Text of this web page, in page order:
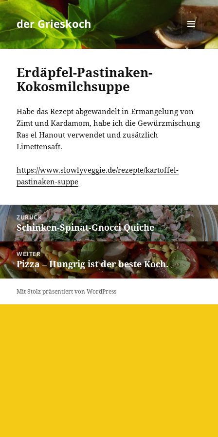
der Grieskoch
MENÜ
UND
Erdäpfel-Pastinaken-
Kokosmilchsuppe
Habe das Rezept abgewandelt in Ermangelung von
Zimt und Kardamom, habe ich die Gewürzmischung
Ras el Hanout verwendet und zusätzlich
Limettensaft.
https://www.slowlyveggie.de/rezepte/kartoffel-
pastinaken-suppe
Beitragsnavigation
ZURÜCK
Vorheriger
Beitrag:
Schinken-Spinat-Gnocci Quiche
WEITER
Nächster
Beitrag:
Pizza – Hungrig ist der beste Koch.
Mit Stolz präsentiert von WordPress